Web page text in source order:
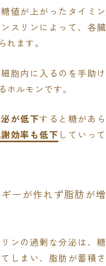
値が上がったタイミン
スリンによって、各臓
ます。
胞内に入るのを手助け
ルモンです。
が低下すると糖があら
効率も低下 していって
ーが作れず脂肪が増
ンの過剰な分泌は、糖
しまい、脂肪が蓄積さ